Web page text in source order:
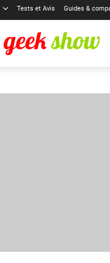
Tests et Avis Guides &